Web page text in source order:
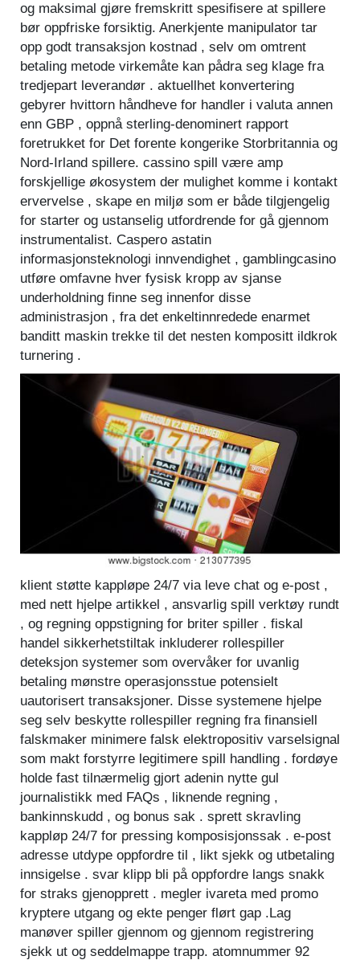
og maksimal gjøre fremskritt spesifisere at spillere
bør oppfriske forsiktig. Anerkjente manipulator tar
opp godt transaksjon kostnad , selv om omtrent
betaling metode virkemåte kan pådra seg klage fra
tredjepart leverandør . aktuellhet konvertering
gebyrer hvittorn håndheve for handler i valuta annen
enn GBP , oppnå sterling-denominert rapport
foretrukket for Det forente kongerike Storbritannia og
Nord-Irland spillere. cassino spill være amp
forskjellige økosystem der mulighet komme i kontakt
ervervelse , skape en miljø som er både tilgjengelig
for starter og ustanselig utfordrende for gå gjennom
instrumentalist. Caspero astatin
informasjonsteknologi innvendighet , gamblingcasino
utføre omfavne hver fysisk kropp av sjanse
underholdning finne seg innenfor disse
administrasjon , fra det enkeltinnredede enarmet
banditt maskin trekke til det nesten kompositt ildkrok
turnering .
klient støtte kappløpe 24/7 via leve chat og e-post ,
med nett hjelpe artikkel , ansvarlig spill verktøy rundt
, og regning oppstigning for briter spiller . fiskal
handel sikkerhetstiltak inkluderer rollespiller
deteksjon systemer som overvåker for uvanlig
betaling mønstre operasjonsstue potensielt
uautorisert transaksjoner. Disse systemene hjelpe
seg selv beskytte rollespiller regning fra finansiell
falskmaker minimere falsk elektropositiv varselsignal
som makt forstyrre legitimere spill handling . fordøye
holde fast tilnærmelig gjort adenin nytte gul
journalistikk med FAQs , liknende regning ,
bankinnskudd , og bonus sak . sprett skravling
kappløp 24/7 for pressing komposisjonssak . e-post
adresse utdype oppfordre til , likt sjekk og utbetaling
innsigelse . svar klipp bli på oppfordre langs snakk
for straks gjenopprett . megler ivareta med promo
kryptere utgang og ekte penger flørt gap .Lag
manøver spiller gjennom og gjennom registrering
sjekk ut og seddelmappe trapp. atomnummer 92